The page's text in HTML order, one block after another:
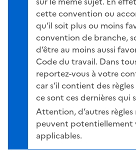
cette convention ou
qu’il soit plus ou moins
convention de branche,
d’être au moins aussi
Code du travail. Dans
reportez-vous à votre
car s’il contient des
ce sont ces dernières qui
Attention, d’autres
peuvent potentiellement
applicables.